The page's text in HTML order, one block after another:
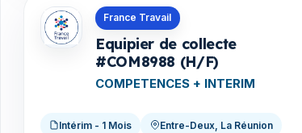
France Travail
Equipier de collecte
#COM8988 (H/F)
COMPETENCES + INTERIM
Intérim - 1 Mois Entre-Deux, La Réunion
Offres en La Réunion